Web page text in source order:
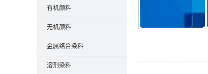
有机颜料
无机颜料
金属络合染料
溶剂染料